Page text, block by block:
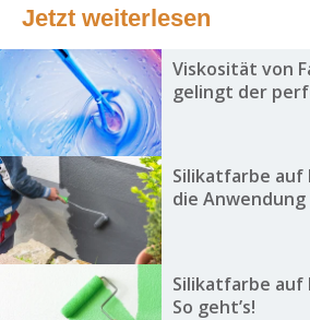
Jetzt weiterlesen
Viskosität von
gelingt der
Silikatfarbe auf
die Anwendung
Silikatfarbe auf
So geht’s!